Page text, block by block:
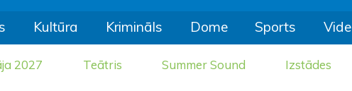
Kultūra Krimināls Dome Sports Vide
2027 Teātris Summer Sound Izstādes